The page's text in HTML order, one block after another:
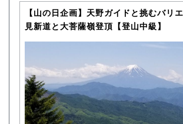
【山の日企画】天野ガイドと挑むバリ
見新道と大菩薩嶺登頂【登山中級】